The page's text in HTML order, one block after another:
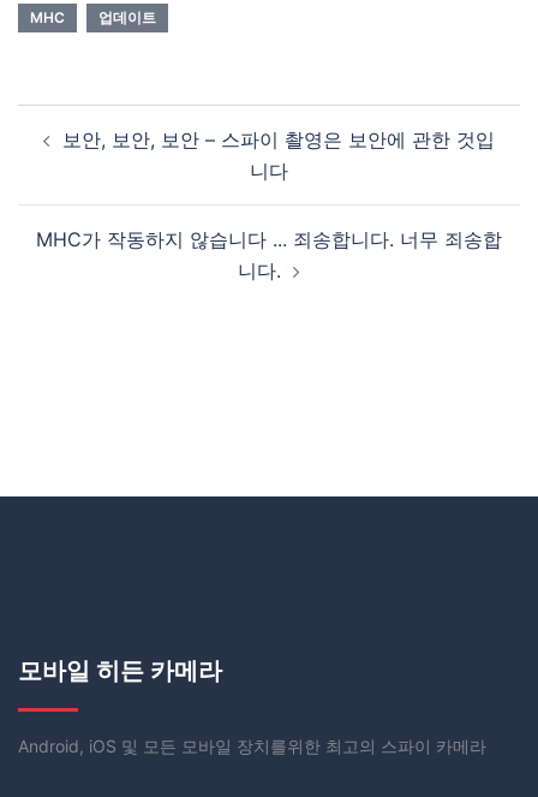
MHC 업데이트
보안, 보안, 보안 – 스파이 촬영은 보안에 관한 것입
니다
MHC가 작동하지 않습니다 ... 죄송합니다. 너무 죄송합
니다.
모바일 히든 카메라
Android, iOS 및 모든 모바일 장치를위한 최고의 스파이 카메라